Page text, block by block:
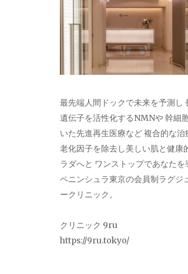
最先端人間ドックで未来を予測し
遺伝子を活性化するNMNや 幹細
いた先進再生医療など 複合的な治
老化因子を除去し美しい肌と健康
ラダへと ワンストップであなたを
ペニンシュラ東京の会員制ラグジ
ークリニック。
クリニック 9ru
https://9ru.tokyo/